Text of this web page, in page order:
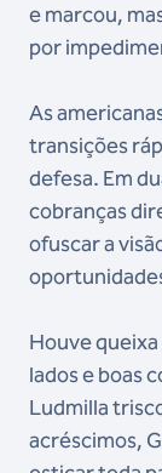
e marcou,
por
As
transições
defesa. Em
cobranças
ofuscar a
Houve
lados e boas
Ludmilla
acréscimos,